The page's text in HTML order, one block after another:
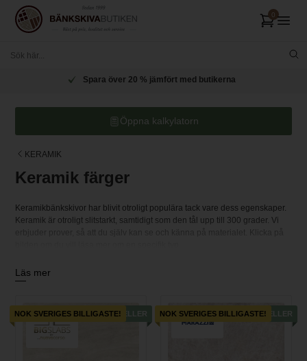
Spara över 20 % jämfört med butikerna
Öppna kalkylatorn
KERAMIK
Keramik färger
Keramikbänkskivor har blivit otroligt populära tack vare dess egenskaper.
Keramik är otroligt slitstarkt, samtidigt som den tål upp till 300 grader. Vi
Genom att klicka på köp-knappen lägger du ett prov i varukorgen.
Läs mer
BESTSELLER
NOK SVERIGES BILLIGASTE! BESTSELLER
NOK SVERIGES BILLIGASTE!